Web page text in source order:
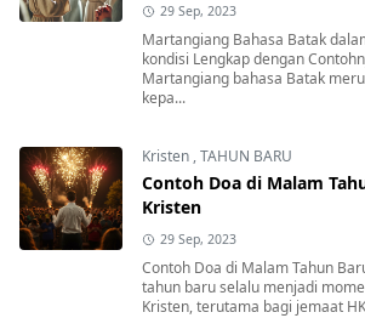
29 Sep, 2023
Martangiang Bahasa Batak
kondisi Lengkap dengan
Martangiang bahasa Batak
kepa...
Kristen ,TAHUN BARU
Contoh Doa di Malam
Kristen
29 Sep, 2023
Contoh Doa di Malam Tahun
tahun baru selalu menjadi
Kristen, terutama bagi jemaat